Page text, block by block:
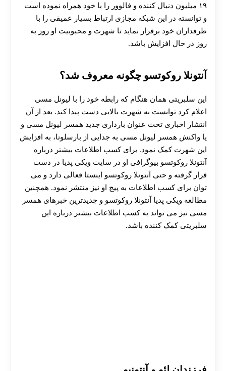
۱۹ میلیون دنبال کننده و فالوور را با خود همراه نموده است
و توانسته در این شبکه مجازی ارتباط بسیار عمیقی را با
طرفداران خود برقرار نماید تا شهرت و محبوبیت او روز به
روز در حال افزایش باشد.
آنتونلا روکوتسو چگونه معروف شد؟
این سلبریتی همان هنگام که رابطه خود را با لیونل مسی
اعلام کرد توانست به شهرت بالایی دست پیدا کند. بعد از آن
انتشار اخباری تحت عنوان بارداری جدید همسر لیونل مسی و
یا واکنش همسر لیونل مسی به جدایی از بارسلونا، به افزایش
این شهرت کمک نمود. برای کسب اطلاعات بیشتر درباره
آنتونلا روکوتسو بیوگرافی او در سایت ویکی پدیا در دست
قرار گرفته و حتی آنتونلا روکوتسو اینستا فعالی دارد و می
توان برای کسب اطلاعات به پیج او نیز منتشر نمود. همچنین
مطالعه ویکی پدیا آنتونلا روکوتسو و جدیدترین خبرهای همسر
مسی نیز می تواند به کسب اطلاعات بیشتر درباره این
سلبریتی کمک کننده باشد.